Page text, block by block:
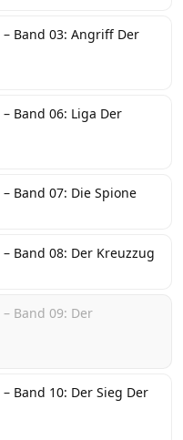
– Band 03: Angriff Der
– Band 06: Liga Der
– Band 07: Die Spione
– Band 08: Der Kreuzzug
– Band 09: Der
– Band 10: Der Sieg Der